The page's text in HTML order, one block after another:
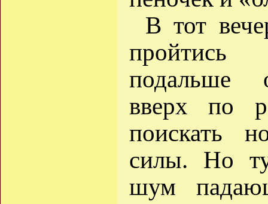
В тот
подальше
вверх по
поискать
силы. Но
шум